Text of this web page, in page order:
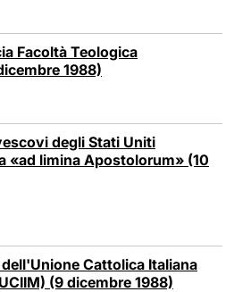
Facoltà Teologica
1988)
degli Stati Uniti
«ad limina Apostolorum» (10
Cattolica Italiana
(9 dicembre 1988)